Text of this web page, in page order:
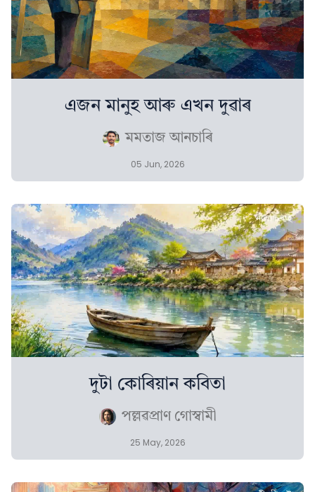
এজন মানুহ আৰু এখন দুৱাৰ
মমতাজ আনচাৰি
05 Jun, 2026
দুটা কোৰিয়ান কবিতা
পল্লৱপ্ৰাণ গোস্বামী
25 May, 2026